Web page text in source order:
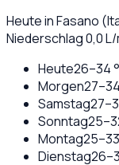
Heute inFasano (
Niederschlag0,0L/
Heute26–34
Morgen27–34
Samstag27–
Sonntag25–
Montag25–33
Dienstag26–